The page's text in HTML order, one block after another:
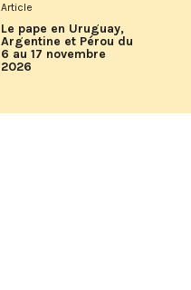
Article
Le pape en Uruguay,
Argentine et Pérou du
6 au 17 novembre
2026